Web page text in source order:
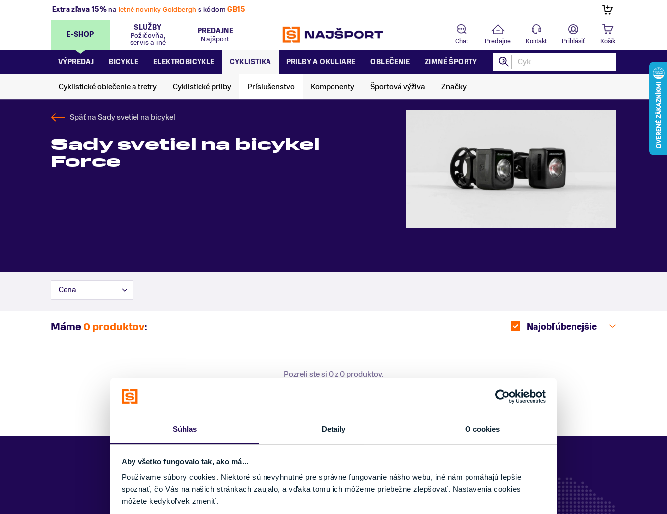
Súhlas Detaily O cookies
Aby všetko fungovalo tak, ako má...
Používame súbory cookies. Niektoré sú nevyhnutné pre správne fungovanie nášho webu, iné nám pomáhajú lepšie
spoznať, čo Vás na našich stránkach zaujalo, a vďaka tomu ich môžeme priebežne zlepšovať. Nastavenia cookies
môžete kedykoľvek zmeniť.
VÝPREDAJ- Zľavy až 70%.Pripravte sa na letnú a zimnú sezónu už dnes!
E-SHOP
SLUŽBY
Požičovňa,
servis a iné
PREDAJNE
Najšport
Chat Predajne Kontakt Prihlásiť Košík
VÝPREDAJ BICYKLE ELEKTROBICYKLE CYKLISTIKA PRILBY A OKULIARE OBLEČENIE ZIMNÉ ŠPORTY
Cyklistické oblečenie a tretry Cyklistické prilby Príslušenstvo Komponenty Športová výživa Značky
Späť naSady svetiel na bicykel
Sady svetiel na bicykel
Force
Cena
Máme0 produktov: Najobľúbenejšie
Pozreli ste si 0 z 0 produktov.